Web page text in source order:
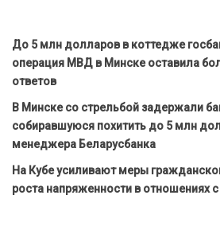
До 5 млн долларов в коттедже
операция МВД в Минске оставила
ответов
В Минске со стрельбой задержали
собиравшуюся похитить до 5 млн
менеджера Беларусбанка
На Кубе усиливают меры
роста напряженности в отношениях